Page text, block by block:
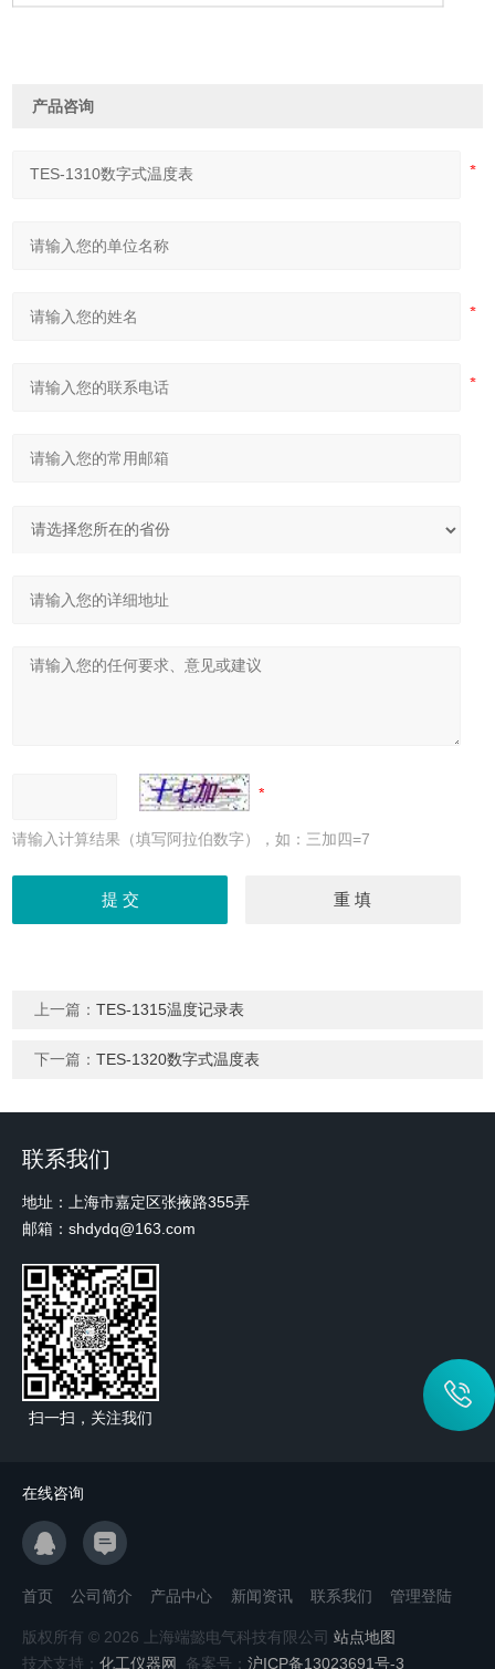
产品咨询
请输入计算结果（填写阿拉伯数字），如：三加四=7
上一篇：TES-1315温度记录表
下一篇：TES-1320数字式温度表
联系我们
地址：上海市嘉定区张掖路355弄
邮箱：shdydq@163.com
扫一扫，关注我们
在线咨询
首页 公司简介 产品中心 新闻资讯 联系我们 管理登陆
版权所有 © 2026 上海端懿电气科技有限公司 站点地图
技术支持： 化工仪器网 备案号： 沪ICP备13023691号-3